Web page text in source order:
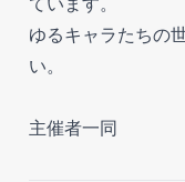
ています。
ゆるキャラたちの
い。
主催者一同